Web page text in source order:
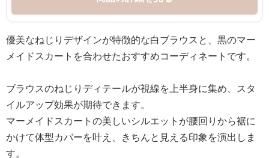
優美なねじりデザインが特徴的な白ブラウスと、黒のマー
メイドスカートを合わせたおすすめコーディネートです。
ブラウスのねじりディテールが視線を上半身に集め、スタ
イルアップ効果が期待できます。
マーメイドスカートの美しいシルエットが腰回りから裾に
かけて体型カバーを叶え、きちんと見える印象を演出しま
す。